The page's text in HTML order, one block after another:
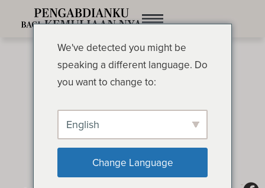
Keakraban yang Luhur
OLEH OSWALD CHAMBERS
We've detected you might be
speaking a different language. Do
you want to change to:
English
Change Language